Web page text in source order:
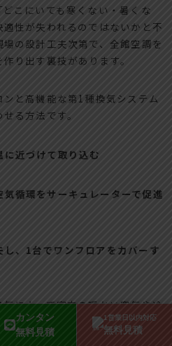
カンタン
無料見積
1営業日以内対応
無料見積
こにいても寒くない・暑くな
性が失われるのではないかと不
の設計工夫次第で、全館空調を
り出す裏技があります。
と高機能な第1種換気システム
る方法です。
近づけて取り込む
循環をサーキュレーターで促進
、1台でワンフロアをカバーす
によって室内の暖かい空気や冷
アコンの運転負荷を最小限に抑
抑えながら、全館空調の最大の